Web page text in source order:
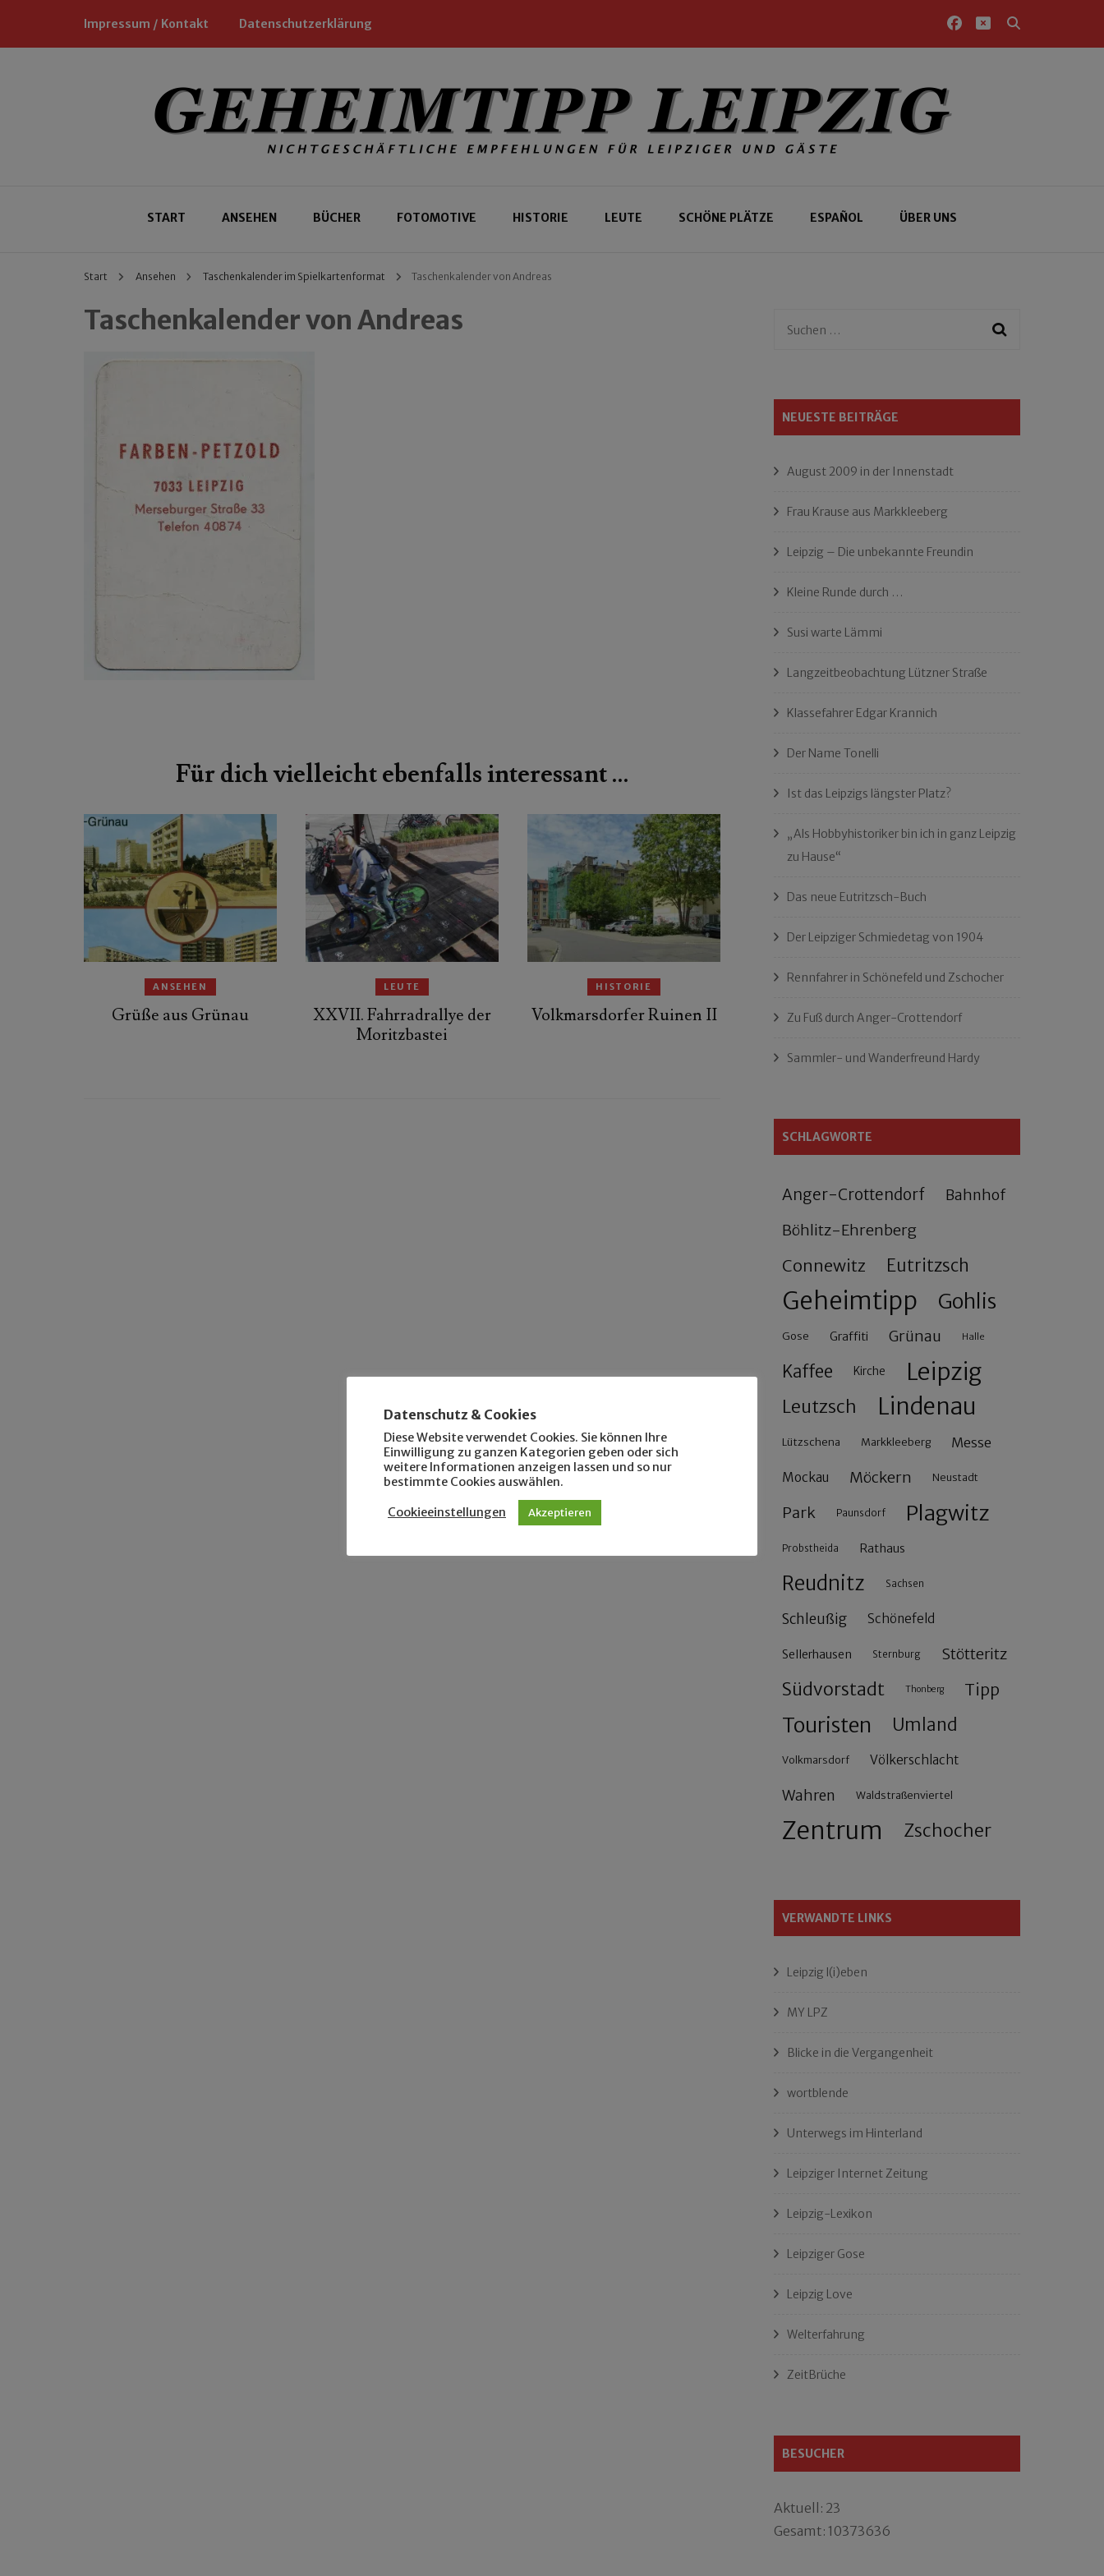
Impressum / Kontakt Datenschutzerklärung
Geheimtipp Leipzig
START ANSEHEN BÜCHER FOTOMOTIVE HISTORIE LEUTE SCHÖNE PLÄTZE ESPAÑOL ÜBER UNS
Start Ansehen Taschenkalender im Spielkartenformat Taschenkalender von Andreas
Taschenkalender von Andreas
Für dich vielleicht ebenfalls interessant …
ANSEHEN
Grüße aus Grünau
LEUTE
XXVII. Fahrradrallye der
Moritzbastei
HISTORIE
Volkmarsdorfer Ruinen II
Suchen
NEUESTE BEITRÄGE
August 2009 in der Innenstadt
Frau Krause aus Markkleeberg
Leipzig – Die unbekannte Freundin
Kleine Runde durch …
Susi warte Lämmi
Langzeitbeobachtung Lützner Straße
Klassefahrer Edgar Krannich
Der Name Tonelli
Ist das Leipzigs längster Platz?
„Als Hobbyhistoriker bin ich in ganz Leipzig
zu Hause“
Das neue Eutritzsch-Buch
Der Leipziger Schmiedetag von 1904
Rennfahrer in Schönefeld und Zschocher
Zu Fuß durch Anger-Crottendorf
Sammler- und Wanderfreund Hardy
SCHLAGWORTE
Anger-Crottendorf Bahnhof
Böhlitz-Ehrenberg
Connewitz Eutritzsch
Geheimtipp Gohlis
Gose Graffiti Grünau Halle
Kaffee Kirche Leipzig
Leutzsch Lindenau
Lützschena Markkleeberg Messe
Mockau Möckern Neustadt
Park Paunsdorf Plagwitz
Probstheida Rathaus
Reudnitz Sachsen
Schleußig Schönefeld
Sellerhausen Sternburg Stötteritz
Südvorstadt Thonberg Tipp
Touristen Umland
Volkmarsdorf Völkerschlacht
Wahren Waldstraßenviertel
Zentrum Zschocher
VERWANDTE LINKS
Leipzig l(i)eben
MY LPZ
Blicke in die Vergangenheit
wortblende
Unterwegs im Hinterland
Leipziger Internet Zeitung
Leipzig-Lexikon
Leipziger Gose
Leipzig Love
Welterfahrung
ZeitBrüche
BESUCHER
Aktuell: 23
Gesamt: 10373636
Datenschutz & Cookies
Diese Website verwendet Cookies. Sie können Ihre
Einwilligung zu ganzen Kategorien geben oder sich
weitere Informationen anzeigen lassen und so nur
bestimmte Cookies auswählen.
Cookieeinstellungen Akzeptieren